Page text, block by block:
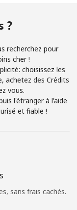
VOUS →
du mot de passe →
?
recherchez pour
cher !
choisissez les
achetez des Crédits
vous.
l'étranger à l'aide
et fiable !
sans frais cachés.